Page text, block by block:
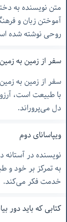
متن نویسنده به
آموختن زبان و
روحی نوشته شده
سفر از زمین به زمین
سفر از زمین به
با طبیعت است،
دل می‌پروراند.
ویپاسانای دوم
نویسنده در آستانه
به تمرکز بر خود و
خدمت فکر می‌کند.
کتابی که باید دور